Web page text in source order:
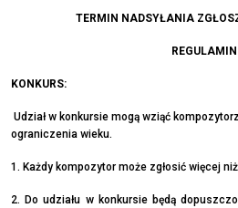
TERMIN NADSYŁANIA
REGULAMIN
KONKURS:
Udział w konkursie mogą wziąć
ograniczenia wieku.
1. Każdy kompozytor może zgłosić więcej
2. Do udziału w konkursie będą